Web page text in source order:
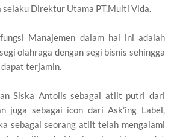
selaku Direktur Utama PT.Multi Vida.
Manajemen dalam hal ini adalah
olahraga dengan segi bisnis sehingga
terjamin.
Siska Antolis sebagai atlit putri dari
juga sebagai icon dari Ask’ing Label,
sebagai seorang atlit telah mengalami